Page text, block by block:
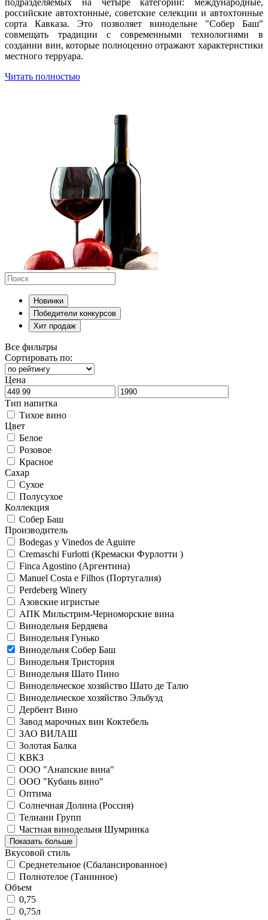
российские автохтонные, советские селекции и автохтонные
сорта Кавказа. Это позволяет винодельне "Собер Баш"
совмещать традиции с современными технологиями в
создании вин, которые полноценно отражают характеристики
местного терруара.
Читать полностью
Новинки
Победители конкурсов
Хит продаж
Все фильтры
Сортировать по:
Цена
Тип напитка
Тихое вино
Цвет
Белое
Розовое
Красное
Сахар
Сухое
Полусухое
Коллекция
Собер Баш
Производитель
Bodegas y Vinedos de Aguirre
Cremaschi Furlotti (Кремаски Фурлотти )
Finca Agostino (Аргентина)
Manuel Costa e Filhos (Португалия)
Perdeberg Winery
Азовские игристые
АПК Мильстрим-Черноморские вина
Винодельня Бердяева
Винодельня Гунько
Винодельня Собер Баш
Винодельня Тристория
Винодельня Шато Пино
Винодельческое хозяйство Шато де Талю
Винодельческое хозяйство Эльбузд
Дербент Вино
Завод марочных вин Коктебель
ЗАО ВИЛАШ
Золотая Балка
КВКЗ
ООО "Анапские вина"
ООО "Кубань вино"
Оптима
Солнечная Долина (Россия)
Телиани Групп
Частная винодельня Шумринка
Показать больше
Вкусовой стиль
Среднетельное (Сбалансированное)
Полнотелое (Танинное)
Объем
0,75
0,75л